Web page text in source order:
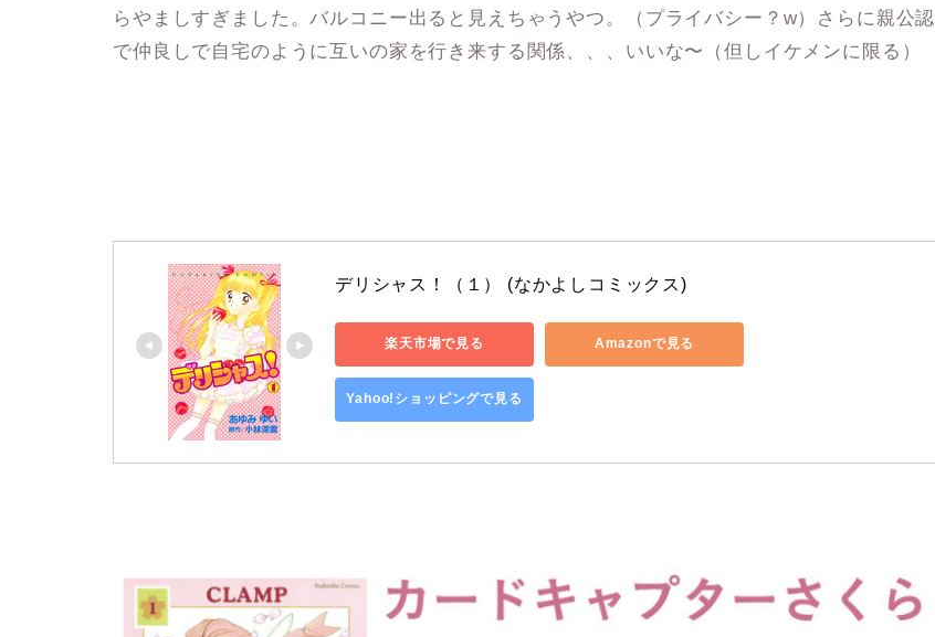
らやましすぎました。バルコニー出ると見えちゃうやつ。（プライバシー？w）さらに親公認
で仲良しで自宅のように互いの家を行き来する関係、、、いいな〜（但しイケメンに限る）
デリシャス！（１） (なかよしコミックス)
楽天市場で見る Amazonで見る
Yahoo!ショッピングで見る